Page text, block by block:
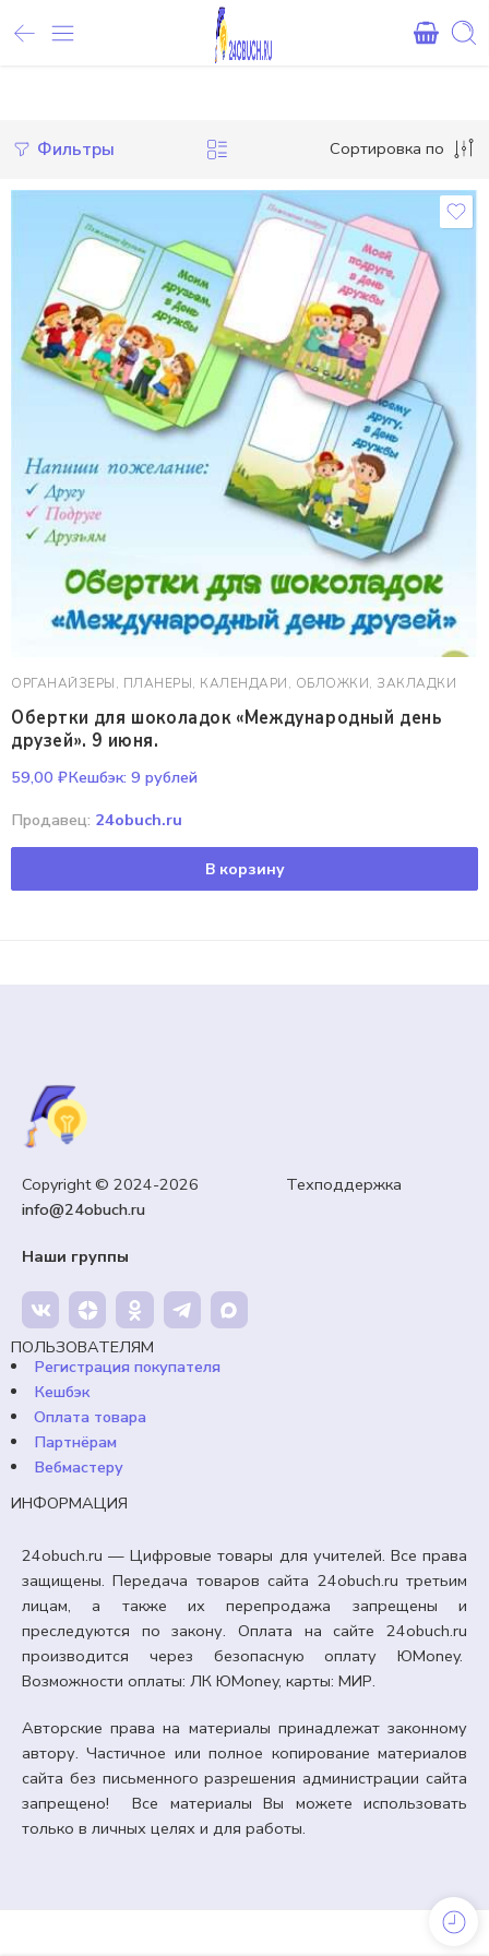
Внимание! При оплате картами Сбербанка, могут
Фильтры Сортировка по
ОРГАНАЙЗЕРЫ, ПЛАНЕРЫ, КАЛЕНДАРИ, ОБЛОЖКИ, ЗАКЛАДКИ
Обертки для шоколадок «Международный день
друзей». 9 июня.
59,00 ₽Кешбэк: 9 рублей
Продавец: 24obuch.ru
В корзину
Copyright © 2024-2026 Техподдержка
info@24obuch.ru
Наши группы
ПОЛЬЗОВАТЕЛЯМ
Регистрация покупателя
Кешбэк
Оплата товара
Партнёрам
Вебмастеру
ИНФОРМАЦИЯ
24obuch.ru — Цифровые товары для учителей. Все права
защищены. Передача товаров сайта 24obuch.ru третьим
лицам, а также их перепродажа запрещены и
преследуются по закону. Оплата на сайте 24obuch.ru
производится через безопасную оплату ЮMoney.
Возможности оплаты: ЛК ЮMoney, карты: МИР.
Авторские права на материалы принадлежат законному
автору. Частичное или полное копирование материалов
сайта без письменного разрешения администрации сайта
запрещено! Все материалы Вы можете использовать
только в личных целях и для работы.